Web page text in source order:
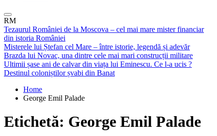
RM
Tezaurul României de la Moscova – cel mai mare mister financiar
din istoria României
Misterele lui Ștefan cel Mare – între istorie, legendă și adevăr
Brazda lui Novac, una dintre cele mai mari construcții militare
Ultimii șase ani de calvar din viața lui Eminescu. Ce l-a ucis ?
Destinul coloniștilor șvabi din Banat
Home
George Emil Palade
Etichetă: George Emil Palade